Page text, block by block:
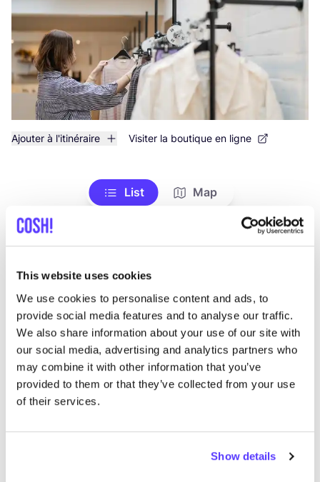
This website uses cookies
We use cookies to personalise content and ads, to
provide social media features and to analyse our traffic.
We also share information about your use of our site with
our social media, advertising and analytics partners who
may combine it with other information that you’ve
provided to them or that they’ve collected from your use
of their services.
Show details
Ajouter à l'itinéraire Visiter la boutique en ligne
List Map
Autres marques
C
Revolution